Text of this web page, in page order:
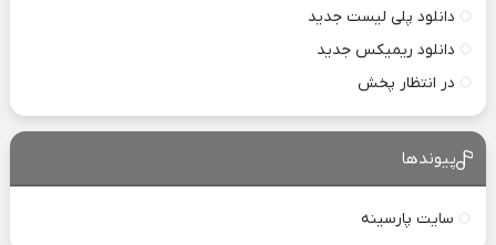
دانلود پلی لیست جدید
دانلود ریمیکس جدید
در انتظار پخش
پیوندها
سایت پارسینه